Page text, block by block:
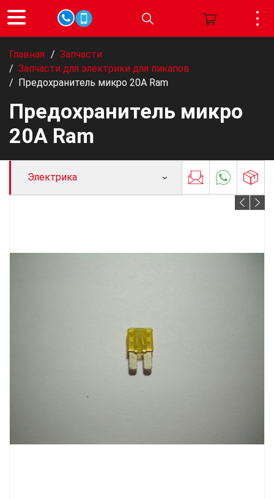
Главная / Запчасти
/ Запчасти для электрики для пикапов
/ Предохранитель микро 20A Ram
Предохранитель микро
20A Ram
Электрика